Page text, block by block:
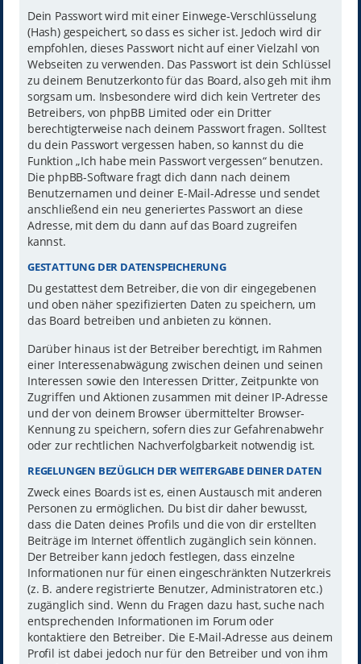
Dein Passwort wird mit einer Einwege-Verschlüsselung
(Hash) gespeichert, so dass es sicher ist. Jedoch wird dir
empfohlen, dieses Passwort nicht auf einer Vielzahl von
Webseiten zu verwenden. Das Passwort ist dein Schlüssel
zu deinem Benutzerkonto für das Board, also geh mit ihm
sorgsam um. Insbesondere wird dich kein Vertreter des
Betreibers, von phpBB Limited oder ein Dritter
berechtigterweise nach deinem Passwort fragen. Solltest
du dein Passwort vergessen haben, so kannst du die
Funktion „Ich habe mein Passwort vergessen“ benutzen.
Die phpBB-Software fragt dich dann nach deinem
Benutzernamen und deiner E-Mail-Adresse und sendet
anschließend ein neu generiertes Passwort an diese
Adresse, mit dem du dann auf das Board zugreifen
kannst.
GESTATTUNG DER DATENSPEICHERUNG
Du gestattest dem Betreiber, die von dir eingegebenen
und oben näher spezifizierten Daten zu speichern, um
das Board betreiben und anbieten zu können.
Darüber hinaus ist der Betreiber berechtigt, im Rahmen
einer Interessenabwägung zwischen deinen und seinen
Interessen sowie den Interessen Dritter, Zeitpunkte von
Zugriffen und Aktionen zusammen mit deiner IP-Adresse
und der von deinem Browser übermittelter Browser-
Kennung zu speichern, sofern dies zur Gefahrenabwehr
oder zur rechtlichen Nachverfolgbarkeit notwendig ist.
REGELUNGEN BEZÜGLICH DER WEITERGABE DEINER DATEN
Zweck eines Boards ist es, einen Austausch mit anderen
Personen zu ermöglichen. Du bist dir daher bewusst,
dass die Daten deines Profils und die von dir erstellten
Beiträge im Internet öffentlich zugänglich sein können.
Der Betreiber kann jedoch festlegen, dass einzelne
Informationen nur für einen eingeschränkten Nutzerkreis
(z. B. andere registrierte Benutzer, Administratoren etc.)
zugänglich sind. Wenn du Fragen dazu hast, suche nach
entsprechenden Informationen im Forum oder
kontaktiere den Betreiber. Die E-Mail-Adresse aus deinem
Profil ist dabei jedoch nur für den Betreiber und von ihm